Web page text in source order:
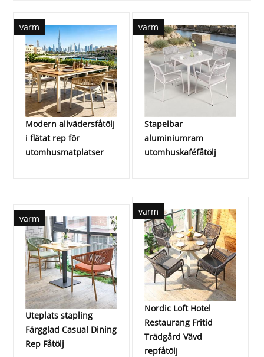
varm
Modern allvädersfåtölj
i flätat rep för
utomhusmatplatser
varm
Stapelbar
aluminiumram
utomhuskaféfåtölj
varm
Uteplats stapling
Färgglad Casual Dining
Rep Fåtölj
varm
Nordic Loft Hotel
Restaurang Fritid
Trädgård Vävd
repfåtölj